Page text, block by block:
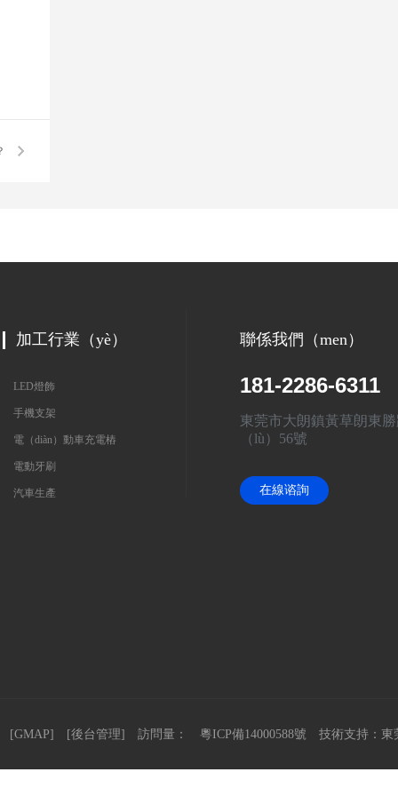
加工行業（yè）
LED燈飾
手機支架
電（diàn）動車充電樁
電動牙刷
汽車生產
聯係我們（men）
181-2286-6311
東莞市大朗鎮黃草朗東
（lù）56號
在線谘詢
[GMAP] [後台管理] 訪問量： 粵ICP備14000588號 技術支持：東